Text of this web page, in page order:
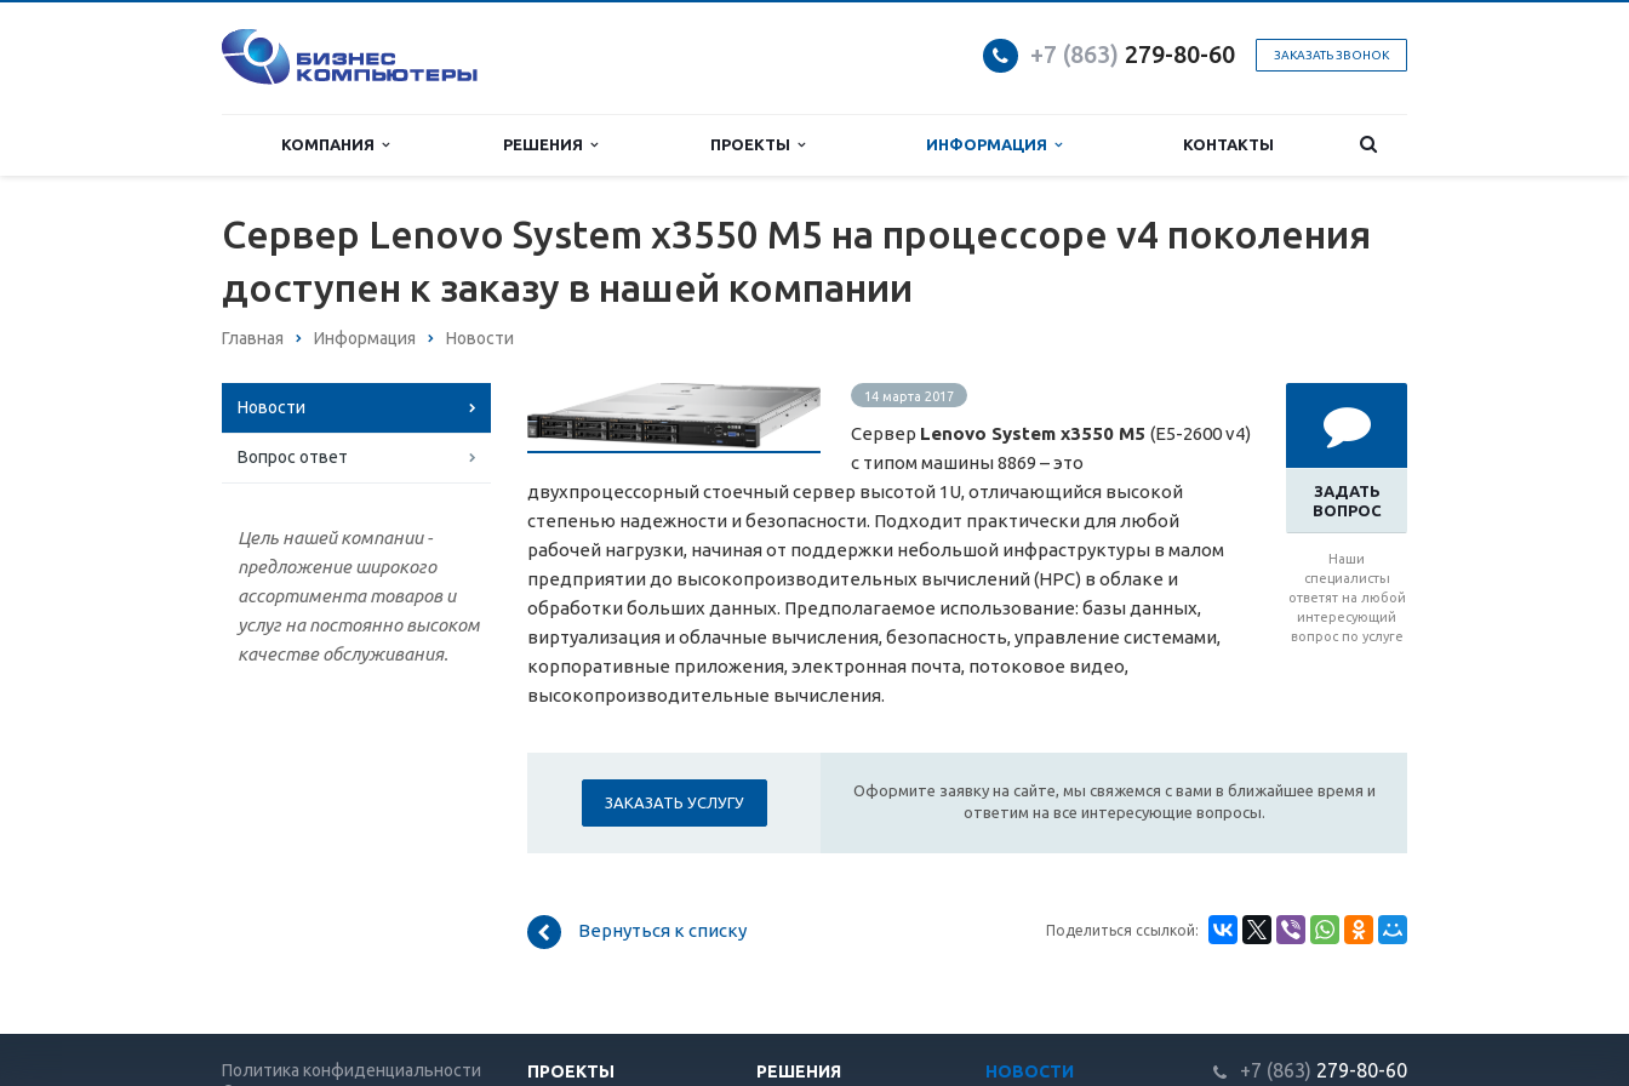
ЗАКАЗАТЬ ЗВОНОК
+7 (863) 279-80-60
КОМПАНИЯ РЕШЕНИЯ ПРОЕКТЫ ИНФОРМАЦИЯ КОНТАКТЫ
Сервер Lenovo System x3550 M5 на процессоре v4 поколения
доступен к заказу в нашей компании
Главная Информация Новости
Новости
Вопрос ответ
Цель нашей компании -
предложение широкого
ассортимента товаров и
услуг на постоянно высоком
качестве обслуживания.
ЗАДАТЬ
ВОПРОС
Наши
специалисты
ответят на любой
интересующий
вопрос по услуге
14 марта 2017
Сервер Lenovo System x3550 M5 (E5-2600 v4)
с типом машины 8869 – это
двухпроцессорный стоечный сервер высотой 1U, отличающийся высокой
степенью надежности и безопасности. Подходит практически для любой
рабочей нагрузки, начиная от поддержки небольшой инфраструктуры в малом
предприятии до высокопроизводительных вычислений (HPC) в облаке и
обработки больших данных. Предполагаемое использование: базы данных,
виртуализация и облачные вычисления, безопасность, управление системами,
корпоративные приложения, электронная почта, потоковое видео,
высокопроизводительные вычисления.
ЗАКАЗАТЬ УСЛУГУ
Оформите заявку на сайте, мы свяжемся с вами в ближайшее время и
ответим на все интересующие вопросы.
Поделиться ссылкой:
Вернуться к списку
Политика конфиденциальности
ПРОЕКТЫ РЕШЕНИЯ НОВОСТИ +7 (863) 279-80-60